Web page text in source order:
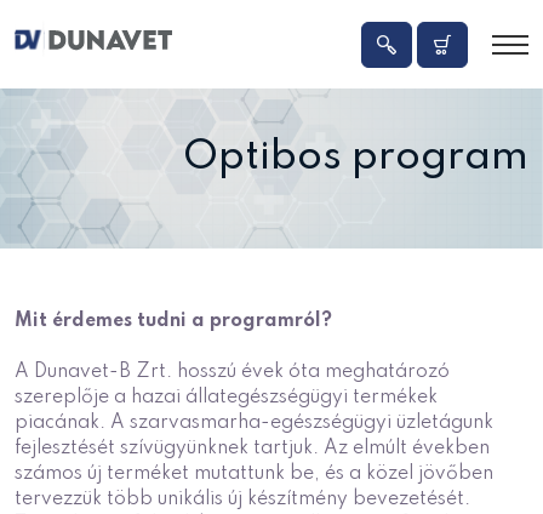
Optibos program
Mit érdemes tudni a programról?
A Dunavet-B Zrt. hosszú évek óta meghatározó
szereplője a hazai állategészségügyi termékek
piacának. A szarvasmarha-egészségügyi üzletágunk
fejlesztését szívügyünknek tartjuk. Az elmúlt években
számos új terméket mutattunk be, és a közel jövőben
tervezzük több unikális új készítmény bevezetését.